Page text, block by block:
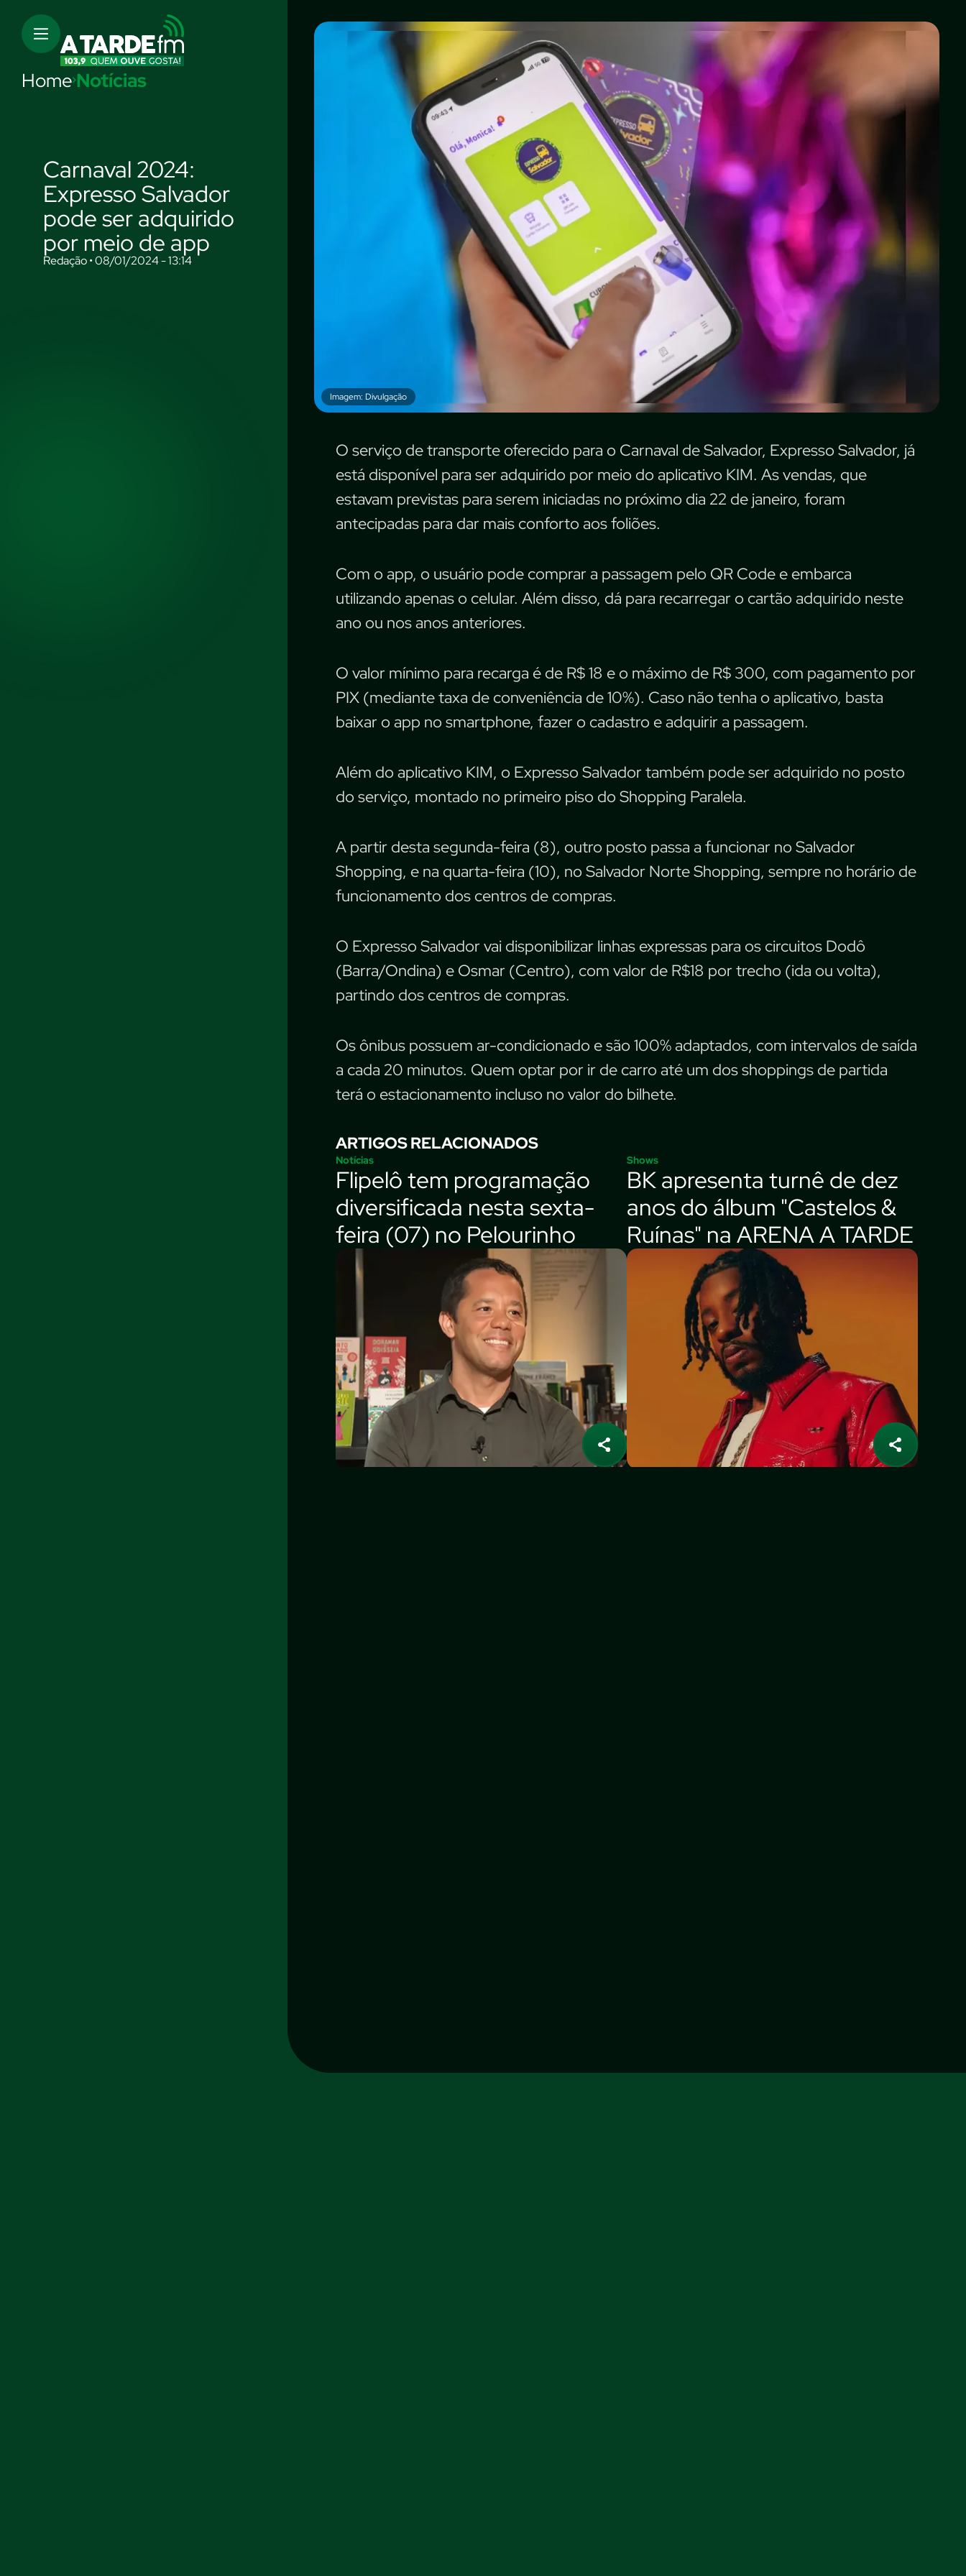
Home Notícias
Carnaval 2024:
Expresso Salvador
pode ser adquirido
por meio de app
Redação • 08/01/2024 - 13:14
Imagem: Divulgação
O serviço de transporte oferecido para o Carnaval de Salvador, Expresso Salvador, já
está disponível para ser adquirido por meio do aplicativo KIM. As vendas, que
estavam previstas para serem iniciadas no próximo dia 22 de janeiro, foram
antecipadas para dar mais conforto aos foliões.
Com o app, o usuário pode comprar a passagem pelo QR Code e embarca
utilizando apenas o celular. Além disso, dá para recarregar o cartão adquirido neste
ano ou nos anos anteriores.
O valor mínimo para recarga é de R$ 18 e o máximo de R$ 300, com pagamento por
PIX (mediante taxa de conveniência de 10%). Caso não tenha o aplicativo, basta
baixar o app no smartphone, fazer o cadastro e adquirir a passagem.
Além do aplicativo KIM, o Expresso Salvador também pode ser adquirido no posto
do serviço, montado no primeiro piso do Shopping Paralela.
A partir desta segunda-feira (8), outro posto passa a funcionar no Salvador
Shopping, e na quarta-feira (10), no Salvador Norte Shopping, sempre no horário de
funcionamento dos centros de compras.
O Expresso Salvador vai disponibilizar linhas expressas para os circuitos Dodô
(Barra/Ondina) e Osmar (Centro), com valor de R$18 por trecho (ida ou volta),
partindo dos centros de compras.
Os ônibus possuem ar-condicionado e são 100% adaptados, com intervalos de saída
a cada 20 minutos. Quem optar por ir de carro até um dos shoppings de partida
terá o estacionamento incluso no valor do bilhete.
ARTIGOS RELACIONADOS
Notícias
Flipelô tem programação
diversificada nesta sexta-
feira (07) no Pelourinho
Shows
BK apresenta turnê de dez
anos do álbum "Castelos &
Ruínas" na ARENA A TARDE